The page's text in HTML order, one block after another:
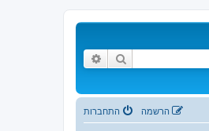
חיפוש
התחברות הרשמה